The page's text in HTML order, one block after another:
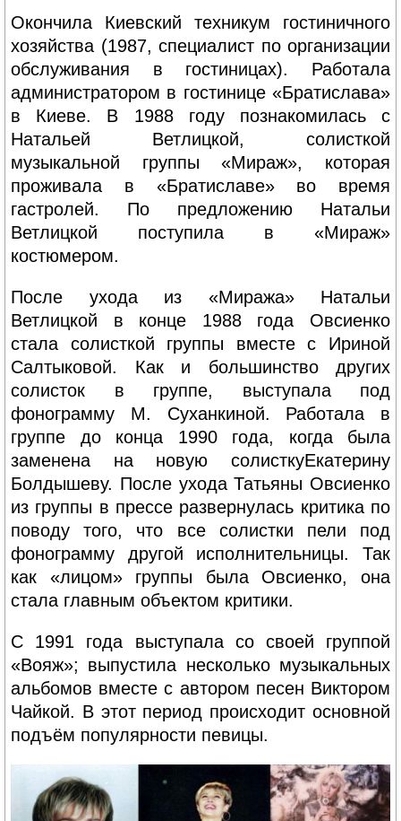
Окончила Киевский техникум гостиничного
хозяйства (1987, специалист по организации
обслуживания в гостиницах). Работала
администратором в гостинице «Братислава»
в Киеве. В 1988 году познакомилась с
Натальей Ветлицкой, солисткой
музыкальной группы «Мираж», которая
проживала в «Братиславе» во время
гастролей. По предложению Натальи
Ветлицкой поступила в «Мираж»
костюмером.
После ухода из «Миража» Натальи
Ветлицкой в конце 1988 года Овсиенко
стала солисткой группы вместе с Ириной
Салтыковой. Как и большинство других
солисток в группе, выступала под
фонограмму М. Суханкиной. Работала в
группе до конца 1990 года, когда была
заменена на новую солисткуЕкатерину
Болдышеву. После ухода Татьяны Овсиенко
из группы в прессе развернулась критика по
поводу того, что все солистки пели под
фонограмму другой исполнительницы. Так
как «лицом» группы была Овсиенко, она
стала главным объектом критики.
С 1991 года выступала со своей группой
«Вояж»; выпустила несколько музыкальных
альбомов вместе с автором песен Виктором
Чайкой. В этот период происходит основной
подъём популярности певицы.